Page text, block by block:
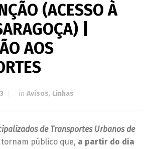
(ACESSO À
|
AOS
in Avisos, Linhas
de Transportes Urbanos de
público que, a partir do dia